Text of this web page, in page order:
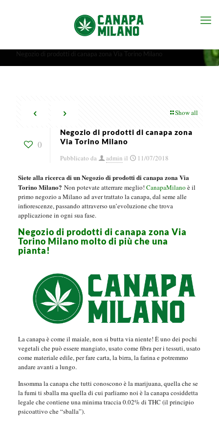
Negozio di prodotti di canapa zona Via Torino Milano
Show all
0
Negozio di prodotti di canapa zona
Via Torino Milano
Pubblicato da
admin il 11/07/2018
Siete alla ricerca di un Negozio di prodotti di canapa zona Via
Torino Milano? Non potevate atterrare meglio! CanapaMilano è il
primo negozio a Milano ad aver trattato la canapa, dal seme alle
infiorescenze, passando attraverso un’evoluzione che trova
applicazione in ogni sua fase.
Negozio di prodotti di canapa zona Via
Torino Milano molto di più che una
pianta!
La canapa è come il maiale, non si butta via niente! È uno dei pochi
vegetali che può essere mangiato, usato come fibra per i tessuti, usato
come materiale edile, per fare carta, la birra, la farina e potremmo
andare avanti a lungo.
Insomma la canapa che tutti conoscono è la marijuana, quella che se
la fumi ti sballa ma quella di cui parliamo noi è la canapa cosiddetta
legale che contiene una minima traccia 0.02% di THC (il principio
psicoattivo che “sballa”).